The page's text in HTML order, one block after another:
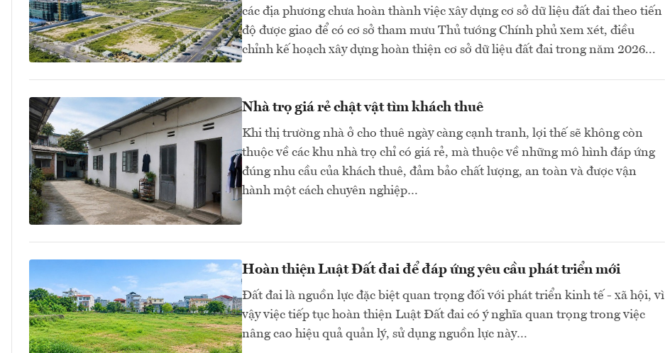
các địa phương chưa hoàn thành việc xây dựng cơ sở dữ liệu đất đai theo tiến
độ được giao để có cơ sở tham mưu Thủ tướng Chính phủ xem xét, điều
chỉnh kế hoạch xây dựng hoàn thiện cơ sở dữ liệu đất đai trong năm 2026...
Nhà trọ giá rẻ chật vật tìm khách thuê
Khi thị trường nhà ở cho thuê ngày càng cạnh tranh, lợi thế sẽ không còn
thuộc về các khu nhà trọ chỉ có giá rẻ, mà thuộc về những mô hình đáp ứng
đúng nhu cầu của khách thuê, đảm bảo chất lượng, an toàn và được vận
hành một cách chuyên nghiệp…
Hoàn thiện Luật Đất đai để đáp ứng yêu cầu phát triển mới
Đất đai là nguồn lực đặc biệt quan trọng đối với phát triển kinh tế - xã hội, vì
vậy việc tiếp tục hoàn thiện Luật Đất đai có ý nghĩa quan trọng trong việc
nâng cao hiệu quả quản lý, sử dụng nguồn lực này…